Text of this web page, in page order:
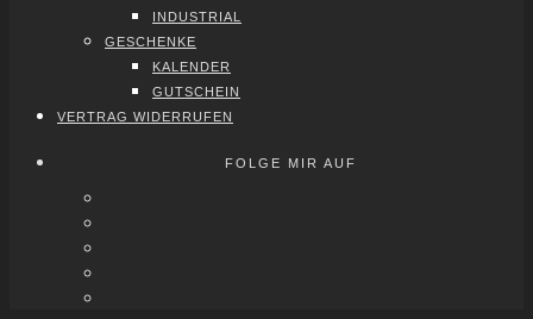
INDUS­TRI­AL
GESCHEN­KE
KALEN­DER
GUT­SCHEIN
VER­TRAG WIDER­RU­FEN
FOLGE MIR AUF